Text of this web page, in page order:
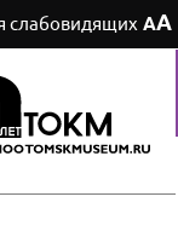
слабовидящих АА